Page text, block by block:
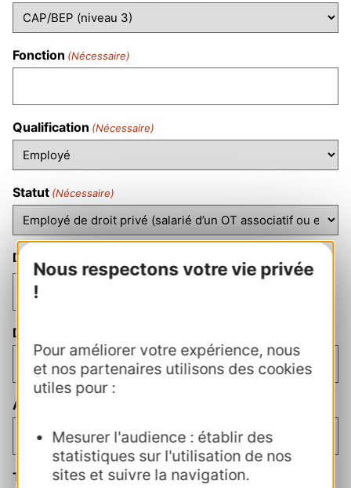
Nous respectons votre vie privée
!
Pour améliorer votre expérience, nous
et nos partenaires utilisons des cookies
utiles pour :
Mesurer l'audience : établir des
statistiques sur l'utilisation de nos
sites et suivre la navigation.
Fonction (Nécessaire)
Qualification (Nécessaire)
Statut (Nécessaire)
Date d'embauche
Durée hebdomadaire du contrat
Adresse E-mail
Téléphone portable